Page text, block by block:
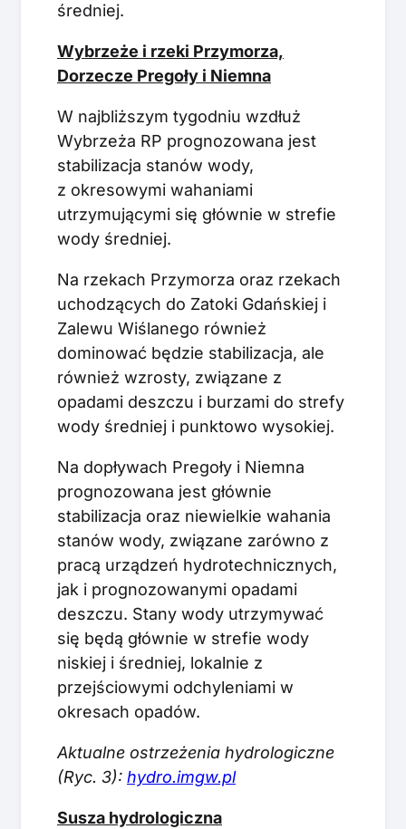
średniej.
Wybrzeże i rzeki Przymorza,
Dorzecze Pregoły i Niemna
W najbliższym tygodniu wzdłuż
Wybrzeża RP prognozowana jest
stabilizacja stanów wody,
z okresowymi wahaniami
utrzymującymi się głównie w strefie
wody średniej.
Na rzekach Przymorza oraz rzekach
uchodzących do Zatoki Gdańskiej i
Zalewu Wiślanego również
dominować będzie stabilizacja, ale
również wzrosty, związane z
opadami deszczu i burzami do strefy
wody średniej i punktowo wysokiej.
Na dopływach Pregoły i Niemna
prognozowana jest głównie
stabilizacja oraz niewielkie wahania
stanów wody, związane zarówno z
pracą urządzeń hydrotechnicznych,
jak i prognozowanymi opadami
deszczu. Stany wody utrzymywać
się będą głównie w strefie wody
niskiej i średniej, lokalnie z
przejściowymi odchyleniami w
okresach opadów.
Aktualne ostrzeżenia hydrologiczne
(Ryc. 3): hydro.imgw.pl
Susza hydrologiczna